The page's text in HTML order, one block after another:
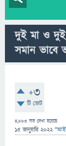
দুই মা ও দুই
সমান ভাবে
+3
টি ভোট
4,883 বার দেখা হয়েছে
15 জানুয়ারি 2022 "